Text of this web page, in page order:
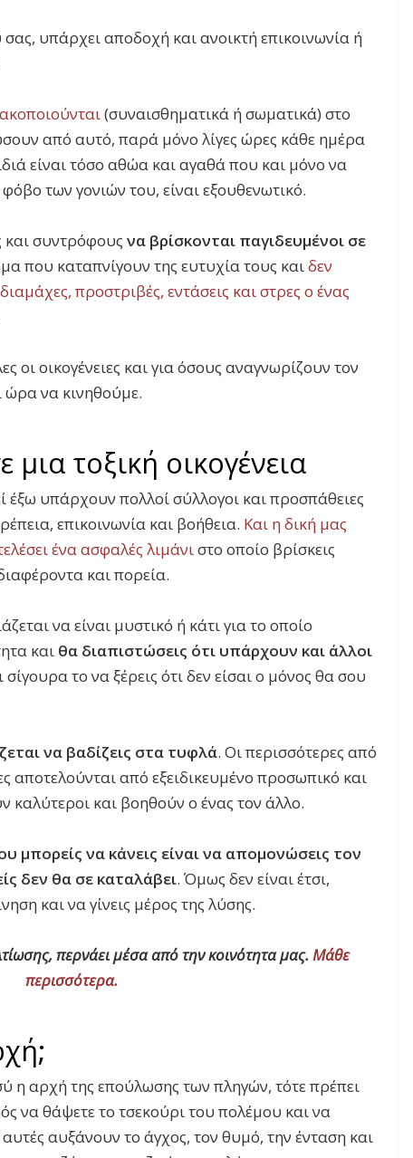
υπάρχει αποδοχή και ανοικτή επικοινωνία ή
(συναισθηματικά ή σωματικά) στο
από αυτό, παρά μόνο λίγες ώρες κάθε ημέρα
είναι τόσο αθώα και αγαθά που και μόνο να
των γονιών του, είναι εξουθενωτικό.
και συντρόφους να βρίσκονται παγιδευμένοι σε
που καταπνίγουν της ευτυχία τους καιδεν
προστριβές, εντάσεις και στρες ο ένας
οι οικογένειες και για όσους αναγνωρίζουν τον
ώρα να κινηθούμε.
μια τοξική οικογένεια
έξω υπάρχουν πολλοί σύλλογοι και προσπάθειες
επικοινωνία και βοήθεια. Και η δική μας
ένα ασφαλές λιμάνιστο οποίο βρίσκεις
και πορεία.
να είναι μυστικό ή κάτι για το οποίο
και θα διαπιστώσεις ότι υπάρχουν και άλλοι
σίγουρα το να ξέρεις ότι δεν είσαι ο μόνος θα σου
να βαδίζεις στα τυφλά. Οι περισσότερες από
αποτελούνται από εξειδικευμένο προσωπικό και
και βοηθούν ο ένας τον άλλο.
μπορείς να κάνεις είναι να απομονώσεις τον
δεν θα σε καταλάβει. Όμως δεν είναι έτσι,
και να γίνεις μέρος της λύσης.
περνάει μέσα από την κοινότητα μας. Μάθε
περισσότερα.
η αρχή της επούλωσης των πληγών, τότε πρέπει
να θάψετε το τσεκούρι του πολέμου και να
αυξάνουν το άγχος, τον θυμό, την ένταση και